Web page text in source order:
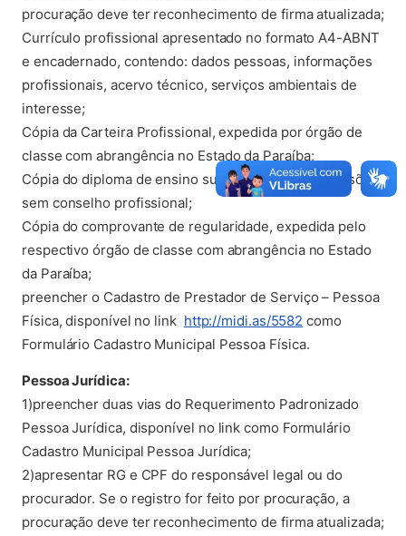
procuração deve ter reconhecimento de firma atualizada;
Currículo profissional apresentado no formato A4-ABNT
e encadernado, contendo: dados pessoas, informações
profissionais, acervo técnico, serviços ambientais de
interesse;
Cópia da Carteira Profissional, expedida por órgão de
classe com abrangência no Estado da Paraíba;
Cópia do diploma de ensino superior, para as profissões
sem conselho profissional;
Cópia do comprovante de regularidade, expedida pelo
respectivo órgão de classe com abrangência no Estado
da Paraíba;
preencher o Cadastro de Prestador de Serviço – Pessoa
Física, disponível no link http://midi.as/5582 (abre em nova
como
Formulário Cadastro Municipal Pessoa Física.
Pessoa Jurídica:
1)preencher duas vias do Requerimento Padronizado
Pessoa Jurídica, disponível no link como Formulário
Cadastro Municipal Pessoa Jurídica;
2)apresentar RG e CPF do responsável legal ou do
procurador. Se o registro for feito por procuração, a
procuração deve ter reconhecimento de firma atualizada;